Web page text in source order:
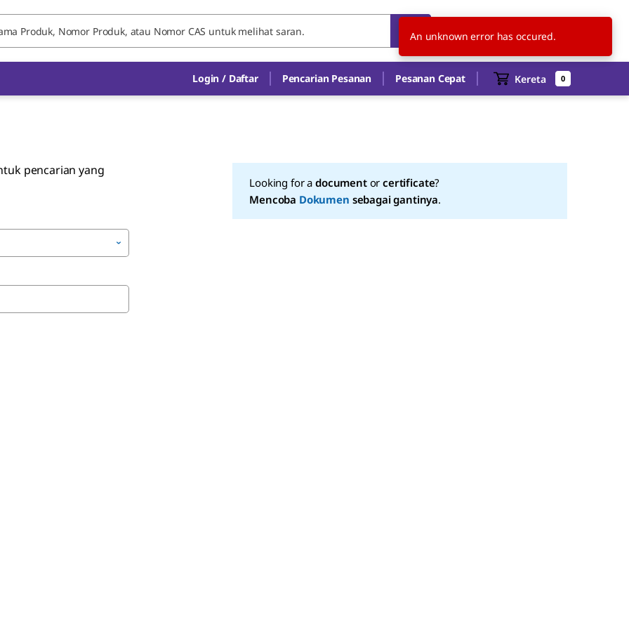
ID
Login / Daftar Pencarian Pesanan Pesanan Cepat Kereta 0
pencarian yang
Looking for a documentorcertificate?
Mencoba Dokumen sebagai gantinya.
An unknown error has occured.